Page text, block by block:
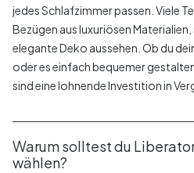
jedes Schlafzimmer passen. Viele
Bezügen aus luxuriösen
elegante Deko aussehen. Ob du
oder es einfach bequemer
sind eine lohnende Investition in
Warum solltest du
wählen?